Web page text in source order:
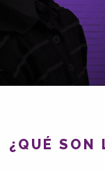
¿QUÉ SON